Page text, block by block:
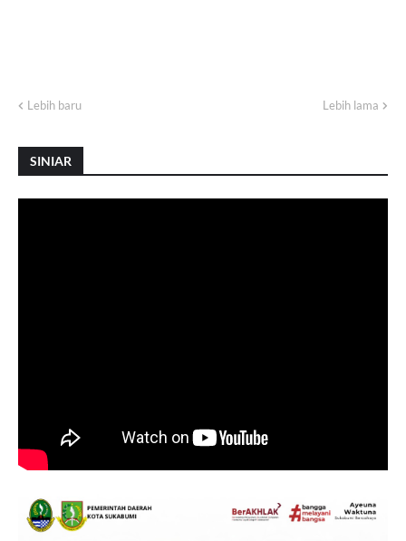
Lebih baru Lebih lama
SINIAR